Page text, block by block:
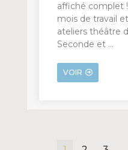
affiché complet
mois de travail
ateliers théâtre
Seconde et …
VOIR